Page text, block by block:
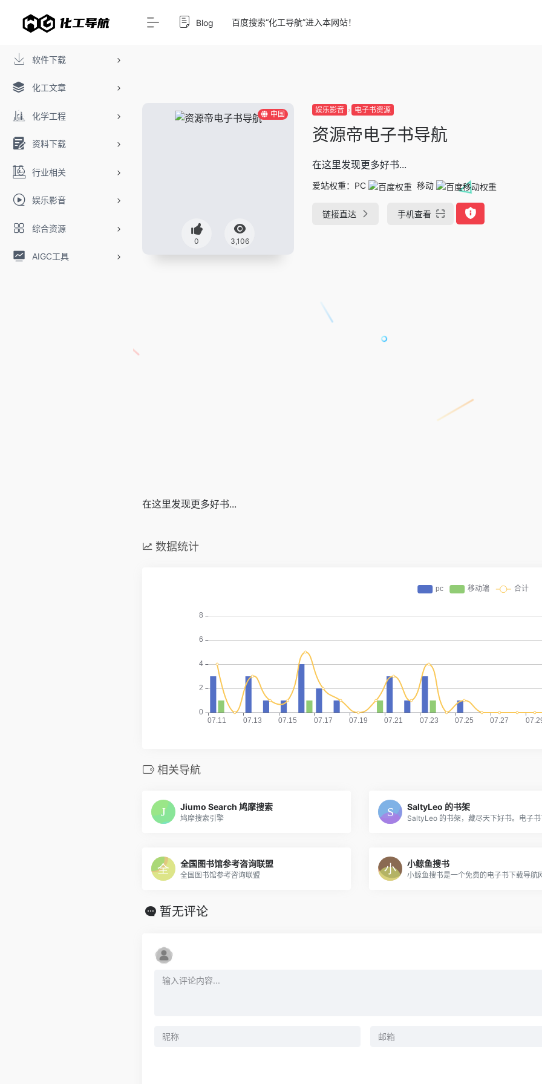
软件下载
化工文章
化学工程
资料下载
行业相关
娱乐影音
综合资源
AIGC工具
Blog 百度搜索“化工导航”进入本网站！
中国
0 3,106
娱乐影音 电子书资源
资源帝电子书导航
在这里发现更多好书...
爱站权重： PC 移动
链接直达 手机查看
在这里发现更多好书...
数据统计
相关导航
Jiumo Search 鸠摩搜索
鸠摩搜索引擎
SaltyLeo 的书架
全国图书馆参考咨询联盟
全国图书馆参考咨询联盟
小鲸鱼搜书
暂无评论